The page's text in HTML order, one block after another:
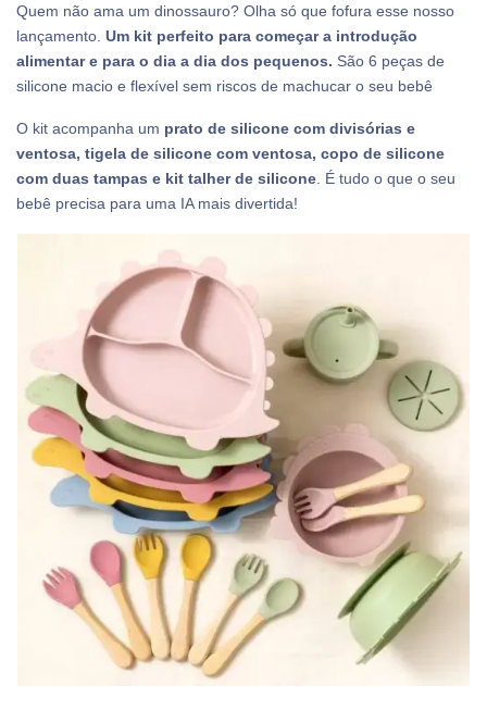
Quem não ama um dinossauro? Olha só que fofura esse nosso
lançamento. Um kit perfeito para começar a introdução
alimentar e para o dia a dia dos pequenos. São 6 peças de
silicone macio e flexível sem riscos de machucar o seu bebê
O kit acompanha um prato de silicone com divisórias e
ventosa, tigela de silicone com ventosa, copo de silicone
com duas tampas e kit talher de silicone . É tudo o que o seu
bebê precisa para uma IA mais divertida!